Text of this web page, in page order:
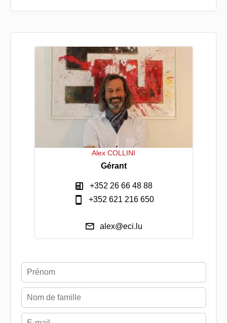
Alex COLLINI
Gérant
+352 26 66 48 88
+352 621 216 650
alex@eci.lu